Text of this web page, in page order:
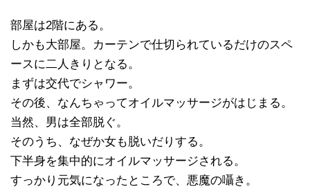
部屋は2階にある。
しかも大部屋。カーテンで仕切られているだけのスペ
ースに二人きりとなる。
まずは交代でシャワー。
その後、なんちゃってオイルマッサージがはじまる。
当然、男は全部脱ぐ。
そのうち、なぜか女も脱いだりする。
下半身を集中的にオイルマッサージされる。
すっかり元気になったところで、悪魔の囁き。